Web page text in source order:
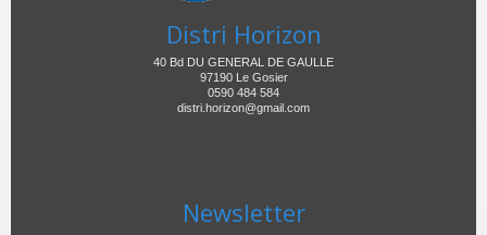
Distri Horizon
40 Bd DU GENERAL DE GAULLE
97190 Le Gosier
0590 484 584
distri.horizon@gmail.com
Newsletter